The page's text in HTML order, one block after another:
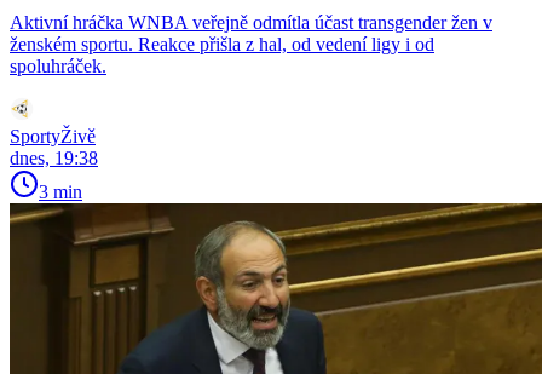
Aktivní hráčka WNBA veřejně odmítla účast transgender žen v
ženském sportu. Reakce přišla z hal, od vedení ligy i od
spoluhráček.
SportyŽivě
dnes, 19:38
3 min